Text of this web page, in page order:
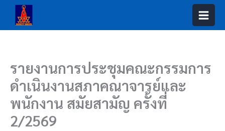
content
รายงานการประชุมคณะกรรมการ
ดำเนินงานสภาคณาจารย์และ
พนักงาน สมัยสามัญ ครั้งที่
2/2569